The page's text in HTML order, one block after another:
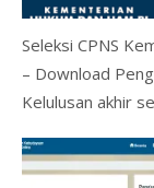
Seleksi CPNS
– Download
Kelulusan akhir